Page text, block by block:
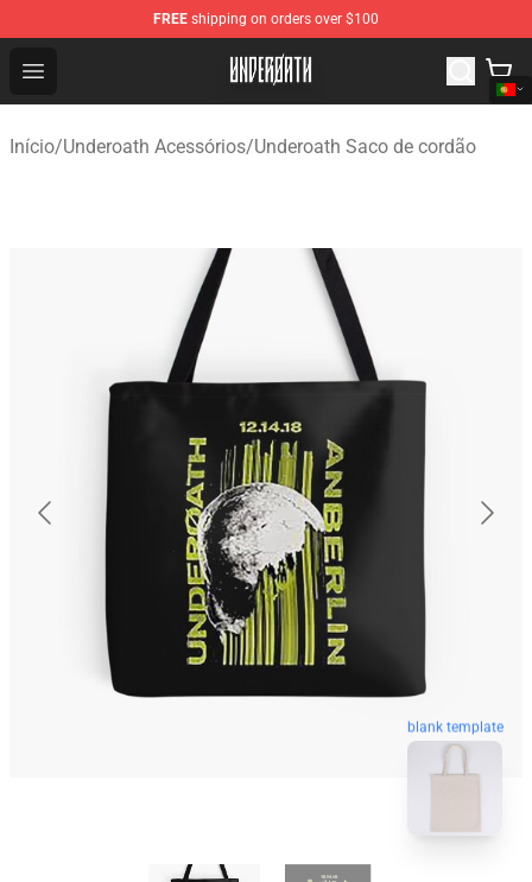
FREE shipping on orders over $100
Open menu
Underoath Store - Official Underoath Merchandise Shop
Início/Underoath Acessórios/Underoath Saco de cordão
blank template